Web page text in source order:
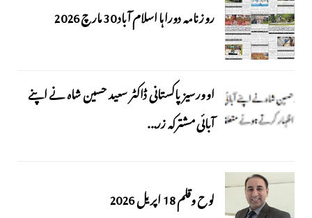
روزنامہ دوراہا اسلام آباد 30 مارچ 2026
اوورسیز پاکستانی ڈاکٹر سعید حسین شاہ نے اپنے
آبائی مشترکہ زر...
لوح وقلم 18 اپریل 2026